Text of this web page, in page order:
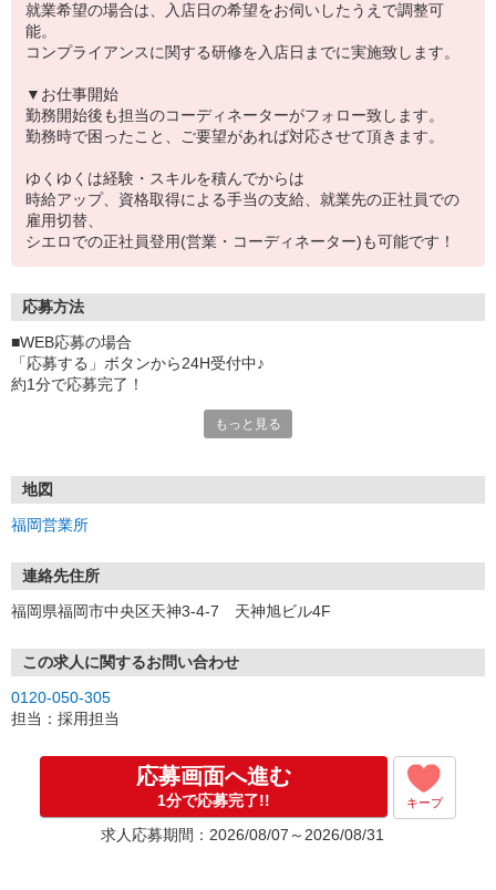
就業希望の場合は、入店日の希望をお伺いしたうえで調整可
能。
コンプライアンスに関する研修を入店日までに実施致します。
▼お仕事開始
勤務開始後も担当のコーディネーターがフォロー致します。
勤務時で困ったこと、ご要望があれば対応させて頂きます。
ゆくゆくは経験・スキルを積んでからは
時給アップ、資格取得による手当の支給、就業先の正社員での
雇用切替、
シエロでの正社員登用(営業・コーディネーター)も可能です！
応募方法
■WEB応募の場合
「応募する」ボタンから24H受付中♪
約1分で応募完了！
①応募から3営業日を目安に、メールorお電話でご連絡します。
★スマホでWEB面接（LINEなど）・出張面接・事務所面接と選べま
す
③面接実施（履歴書不要）
※ご希望があれば、職場見学の調整もOKです！
お気軽にご応募ください♪
もっと見る
地図
福岡営業所
連絡先住所
福岡県福岡市中央区天神3-4-7 天神旭ビル4F
この求人に関するお問い合わせ
0120-050-305
担当：採用担当
応募画面へ進む
1分で応募完了!! キープ
求人応募期間：2026/08/07～2026/08/31